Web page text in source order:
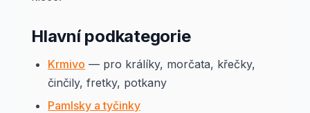
Hlavní podkategorie
Krmivo — pro králíky, morčata, křečky,
činčily, fretky, potkany
Pamlsky a tyčinky